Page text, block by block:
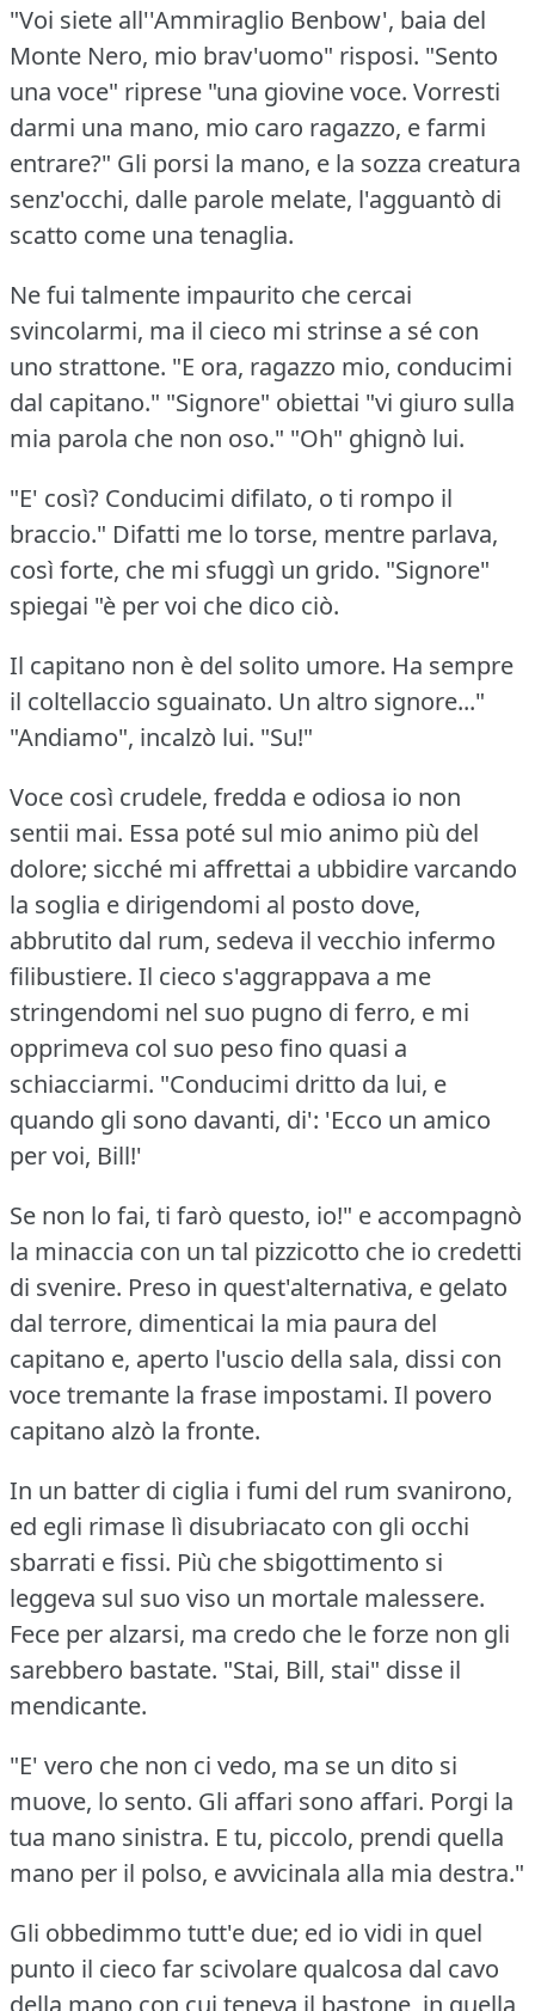
"Voi siete all''Ammiraglio Benbow', baia del
Monte Nero, mio brav'uomo" risposi. "Sento
una voce" riprese "una giovine voce. Vorresti
darmi una mano, mio caro ragazzo, e farmi
entrare?" Gli porsi la mano, e la sozza creatura
senz'occhi, dalle parole melate, l'agguantò di
scatto come una tenaglia.
Ne fui talmente impaurito che cercai
svincolarmi, ma il cieco mi strinse a sé con
uno strattone. "E ora, ragazzo mio, conducimi
dal capitano." "Signore" obiettai "vi giuro sulla
mia parola che non oso." "Oh" ghignò lui.
"E' così? Conducimi difilato, o ti rompo il
braccio." Difatti me lo torse, mentre parlava,
così forte, che mi sfuggì un grido. "Signore"
spiegai "è per voi che dico ciò.
Il capitano non è del solito umore. Ha sempre
il coltellaccio sguainato. Un altro signore..."
"Andiamo", incalzò lui. "Su!"
Voce così crudele, fredda e odiosa io non
sentii mai. Essa poté sul mio animo più del
dolore; sicché mi affrettai a ubbidire varcando
la soglia e dirigendomi al posto dove,
abbrutito dal rum, sedeva il vecchio infermo
filibustiere. Il cieco s'aggrappava a me
stringendomi nel suo pugno di ferro, e mi
opprimeva col suo peso fino quasi a
schiacciarmi. "Conducimi dritto da lui, e
quando gli sono davanti, di': 'Ecco un amico
per voi, Bill!'
Se non lo fai, ti farò questo, io!" e accompagnò
la minaccia con un tal pizzicotto che io credetti
di svenire. Preso in quest'alternativa, e gelato
dal terrore, dimenticai la mia paura del
capitano e, aperto l'uscio della sala, dissi con
voce tremante la frase impostami. Il povero
capitano alzò la fronte.
In un batter di ciglia i fumi del rum svanirono,
ed egli rimase lì disubriacato con gli occhi
sbarrati e fissi. Più che sbigottimento si
leggeva sul suo viso un mortale malessere.
Fece per alzarsi, ma credo che le forze non gli
sarebbero bastate. "Stai, Bill, stai" disse il
mendicante.
"E' vero che non ci vedo, ma se un dito si
muove, lo sento. Gli affari sono affari. Porgi la
tua mano sinistra. E tu, piccolo, prendi quella
mano per il polso, e avvicinala alla mia destra."
Gli obbedimmo tutt'e due; ed io vidi in quel
punto il cieco far scivolare qualcosa dal cavo
della mano con cui teneva il bastone, in quella